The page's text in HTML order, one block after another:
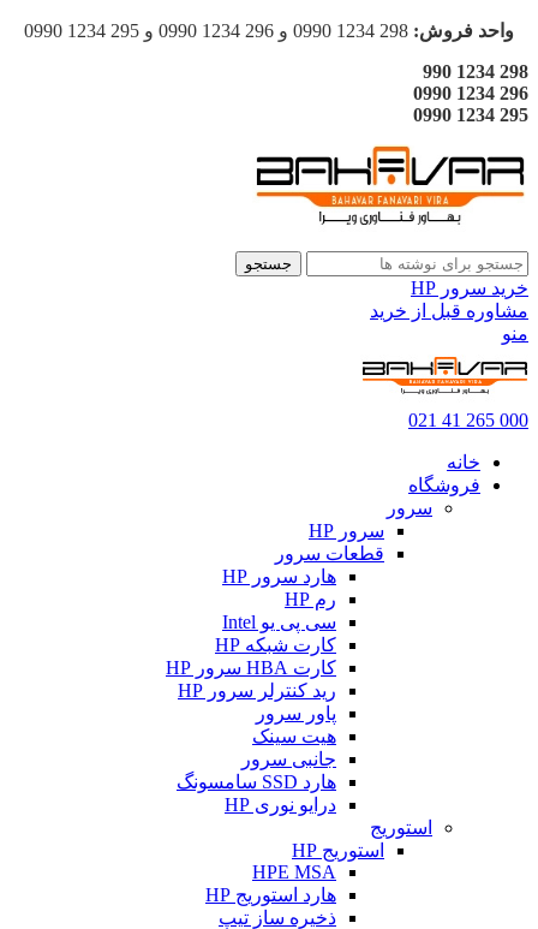
واحد فروش:
298 1234 990
296 1234 0990
295 1234 0990
جستجو
خرید سرور HP
مشاوره قبل از خرید
منو
000 265 41 021
خانه
فروشگاه
سرور
سرور HP
قطعات سرور
هارد سرور HP
رم HP
سی پی یو Intel
کارت شبکه HP
کارت HBA سرور HP
رید کنترلر سرور HP
پاور سرور
هیت سینک
جانبی سرور
هارد SSD سامسونگ
درایو نوری HP
استوریج
استوریج HP
HPE MSA
هارد استوریج HP
ذخیره ساز تیپ